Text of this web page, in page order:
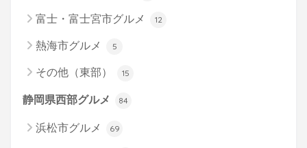
富士・富士宮市グルメ 12
熱海市グルメ 5
その他（東部） 15
静岡県西部グルメ 84
浜松市グルメ 69